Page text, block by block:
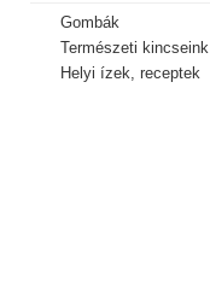
Gombák
Természeti kincseink
Helyi ízek, receptek